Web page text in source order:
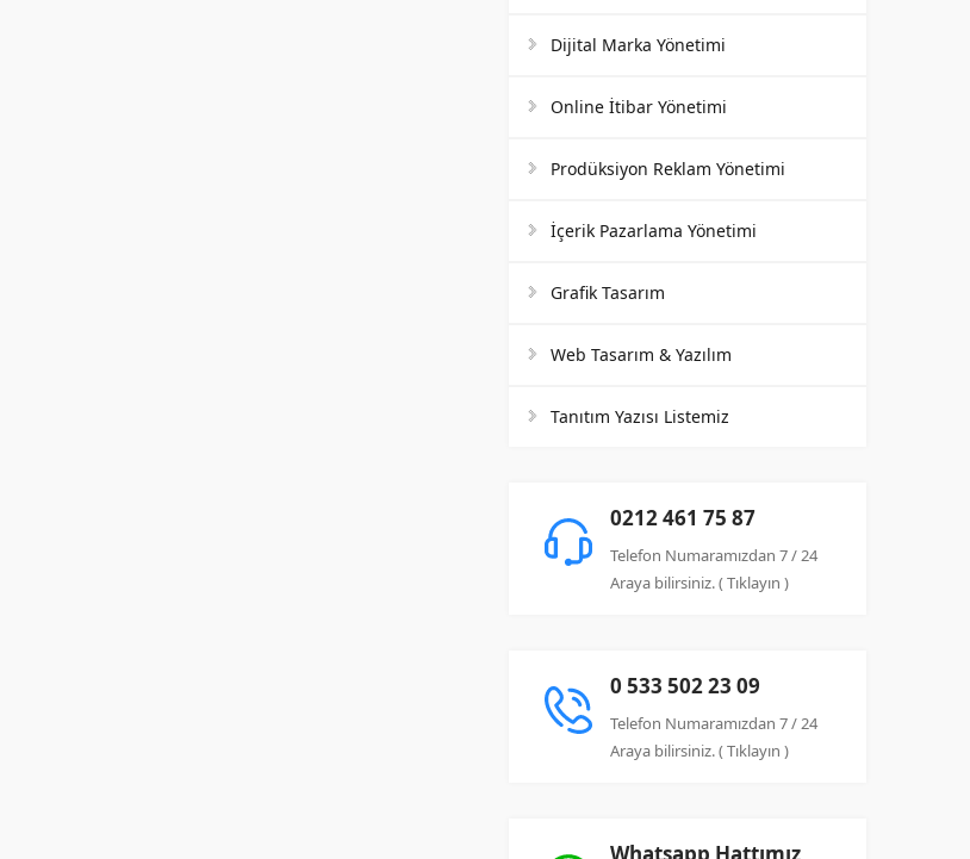
Dijital Marka Yönetimi
Online İtibar Yönetimi
Prodüksiyon Reklam Yönetimi
İçerik Pazarlama Yönetimi
Grafik Tasarım
Web Tasarım & Yazılım
Tanıtım Yazısı Listemiz
0212 461 75 87
Telefon Numaramızdan 7 / 24
Araya bilirsiniz. ( Tıklayın )
0 533 502 23 09
Telefon Numaramızdan 7 / 24
Araya bilirsiniz. ( Tıklayın )
Whatsapp Hattımız